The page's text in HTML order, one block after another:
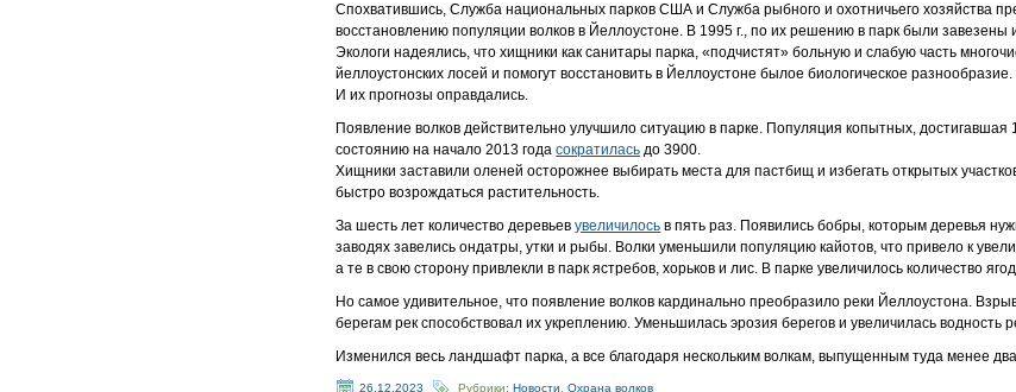
Спохватившись, Служба национальных парков США и Служба рыбного и охотничьего хозяйства
восстановлению популяции волков в Йеллоустоне. В 1995 г., по их решению в парк были завезены
Экологи надеялись, что хищники как санитары парка, «подчистят» больную и слабую часть
йеллоустонских лосей и помогут восстановить в Йеллоустоне былое биологическое разнообразие.
И их прогнозы оправдались.
Появление волков действительно улучшило ситуацию в парке. Популяция копытных, достигавшая
состоянию на начало 2013 годасократилась до 3900.
Хищники заставили оленей осторожнее выбирать места для пастбищ и избегать открытых
быстро возрождаться растительность.
За шесть лет количество деревьевувеличилось в пять раз. Появились бобры, которым деревья
заводях завелись ондатры, утки и рыбы. Волки уменьшили популяцию кайотов, что привело к
а те в свою сторону привлекли в парк ястребов, хорьков и лис. В парке увеличилось количество
Но самое удивительное, что появление волков кардинально преобразило реки Йеллоустона.
берегам рек способствовал их укреплению. Уменьшилась эрозия берегов и увеличилась водность
Изменился весь ландшафт парка, а все благодаря нескольким волкам, выпущенным туда менее
26.12.2023 Рубрики:Новости ,Охрана волков